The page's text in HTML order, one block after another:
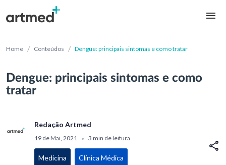
Home / Conteúdos / Dengue: principais sintomas e como tratar
Dengue: principais sintomas e como
tratar
Redação Artmed
19 de Mai, 2021 • 3 min de leitura
Medicina Clínica Médica